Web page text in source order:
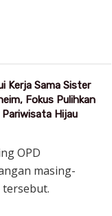
Kerja Sama Sister
Fokus Pulihkan
Hijau
OPD
masing-
tersebut.